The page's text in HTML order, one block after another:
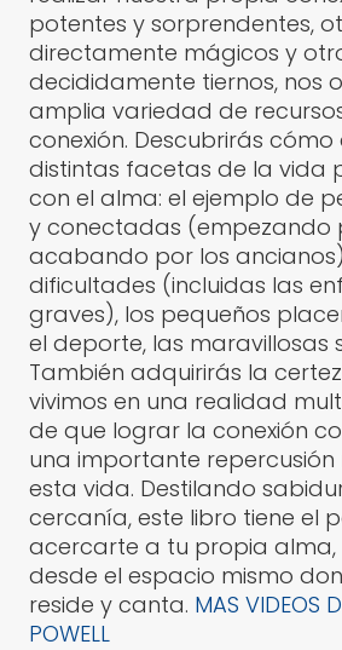
potentes y sorprendentes,
directamente mágicos y
decididamente tiernos, nos
amplia variedad de
conexión. Descubrirás
distintas facetas de la vida
con el alma: el ejemplo de
y conectadas (empezando
acabando por los
dificultades (incluidas las
graves), los pequeños
el deporte, las maravillosas
También adquirirás la
vivimos en una realidad
de que lograr la conexión
una importante
esta vida. Destilando
cercanía, este libro tiene el
acercarte a tu propia alma,
desde el espacio mismo
reside y canta. MAS VIDEOS
POWELL